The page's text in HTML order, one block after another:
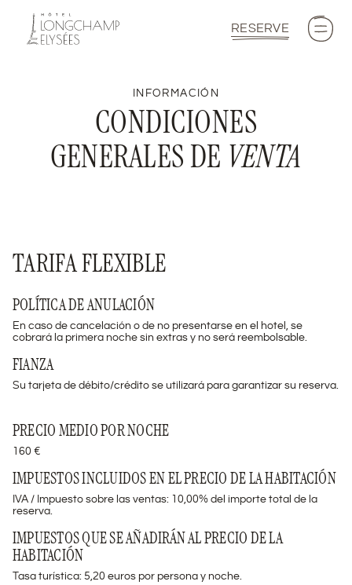
RESERVE
INFORMACIÓN
CONDICIONES
GENERALES DE VENTA
TARIFA FLEXIBLE
POLÍTICA DE ANULACIÓN
En caso de cancelación o de no presentarse en el hotel, se
cobrará la primera noche sin extras y no será reembolsable.
FIANZA
Su tarjeta de débito/crédito se utilizará para garantizar su reserva.
PRECIO MEDIO POR NOCHE
160 €
IMPUESTOS INCLUIDOS EN EL PRECIO DE LA HABITACIÓN
IVA / Impuesto sobre las ventas: 10,00% del importe total de la
reserva.
IMPUESTOS QUE SE AÑADIRÁN AL PRECIO DE LA
HABITACIÓN
Tasa turística: 5,20 euros por persona y noche.